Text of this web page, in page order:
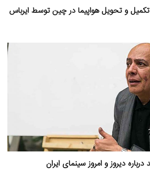
و تحویل هواپیما در چین توسط ایرباس
دیروز و امروز سینمای ایران